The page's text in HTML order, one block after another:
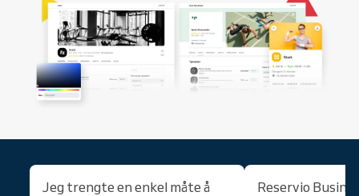
Jeg trengte en enkel måte å
Reservio